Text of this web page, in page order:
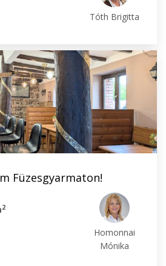
Tóth Brigitta
Füzesgyarmaton!
2
Homonnai
Mónika